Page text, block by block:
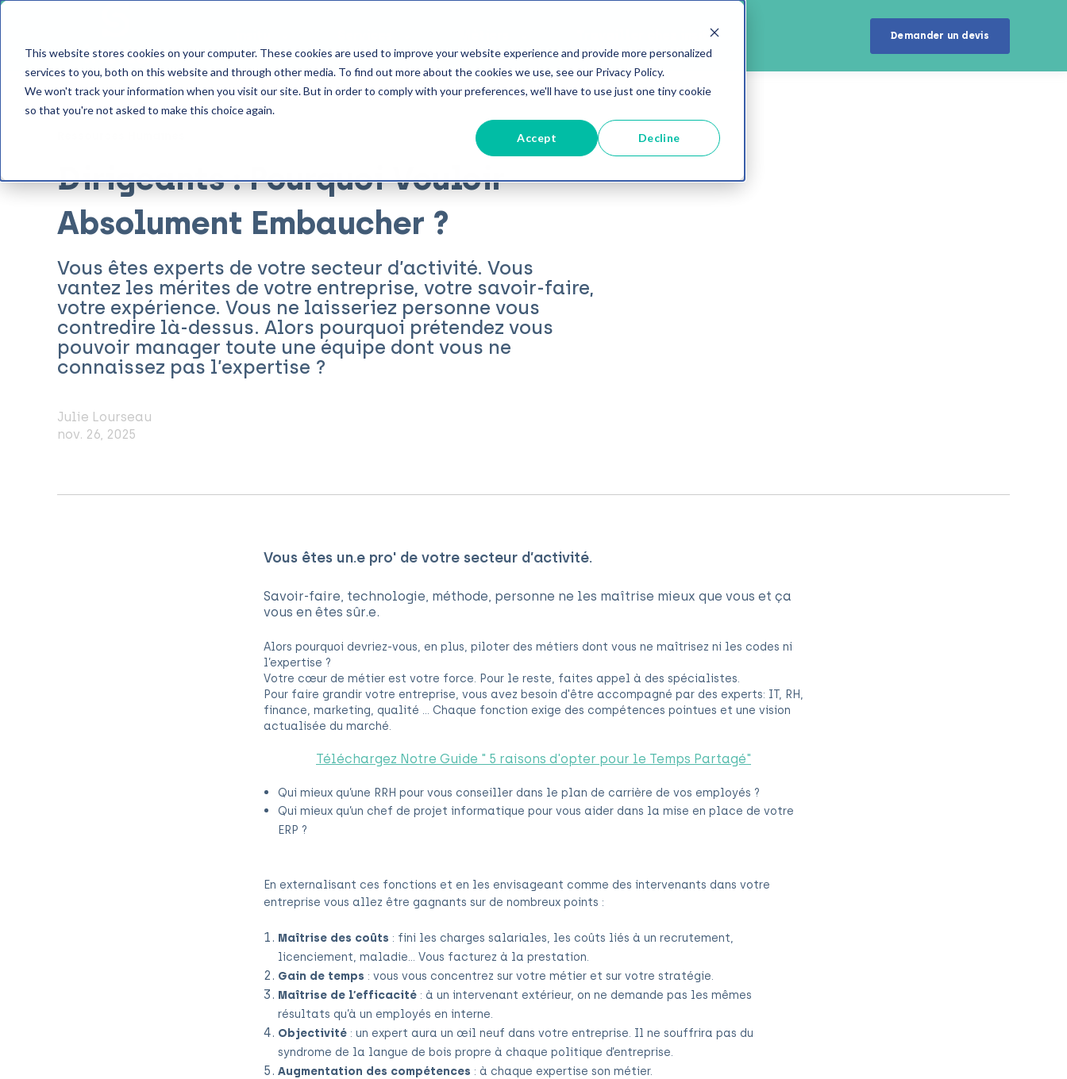
This website stores cookies on your computer. These cookies are used to improve your website experience and provide more personalized
services to you, both on this website and through other media. To find out more about the cookies we use, see our Privacy Policy.
We won't track your information when you visit our site. But in order to comply with your preferences, we'll have to use just one tiny cookie
so that you're not asked to make this choice again.
Accept Decline
Travailler chez insitu Demander un devis
Dirigeants : Pourquoi Vouloir
Absolument Embaucher ?
Vous êtes experts de votre secteur d’activité. Vous
vantez les mérites de votre entreprise, votre savoir-faire,
votre expérience. Vous ne laisseriez personne vous
contredire là-dessus. Alors pourquoi prétendez vous
pouvoir manager toute une équipe dont vous ne
connaissez pas l’expertise ?
Julie Lourseau
nov. 26, 2025
Vous êtes un.e pro' de votre secteur d’activité.
Savoir-faire, technologie, méthode, personne ne les maîtrise mieux que vous et ça
vous en êtes sûr.e.
Alors pourquoi devriez-vous, en plus, piloter des métiers dont vous ne maîtrisez ni les codes ni
l’expertise ?
Votre cœur de métier est votre force. Pour le reste, faites appel à des spécialistes.
Pour faire grandir votre entreprise, vous avez besoin d'être accompagné par des experts: IT, RH,
finance, marketing, qualité ... Chaque fonction exige des compétences pointues et une vision
actualisée du marché.
Téléchargez Notre Guide " 5 raisons d'opter pour le Temps Partagé"
Qui mieux qu’une RRH pour vous conseiller dans le plan de carrière de vos employés ?
Qui mieux qu’un chef de projet informatique pour vous aider dans la mise en place de votre
ERP ?
En externalisant ces fonctions et en les envisageant comme des intervenants dans votre
entreprise vous allez être gagnants sur de nombreux points :
Maîtrise des coûts : fini les charges salariales, les coûts liés à un recrutement,
licenciement, maladie... Vous facturez à la prestation.
Gain de temps : vous vous concentrez sur votre métier et sur votre stratégie.
Maîtrise de l’efficacité: à un intervenant extérieur, on ne demande pas les mêmes
résultats qu’à un employés en interne.
Objectivité: un expert aura un œil neuf dans votre entreprise. Il ne souffrira pas du
syndrome de la langue de bois propre à chaque politique d’entreprise.
Augmentation des compétences : à chaque expertise son métier.